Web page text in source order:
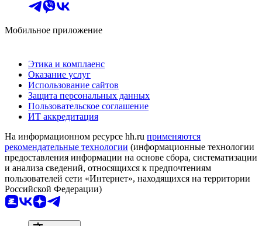
Мобильное приложение
Этика и комплаенс
Оказание услуг
Использование сайтов
Защита персональных данных
Пользовательское соглашение
ИТ аккредитация
На информационном ресурсе hh.ru применяются
рекомендательные технологии (информационные технологии
предоставления информации на основе сбора, систематизации
и анализа сведений, относящихся к предпочтениям
пользователей сети «Интернет», находящихся на территории
Российской Федерации)